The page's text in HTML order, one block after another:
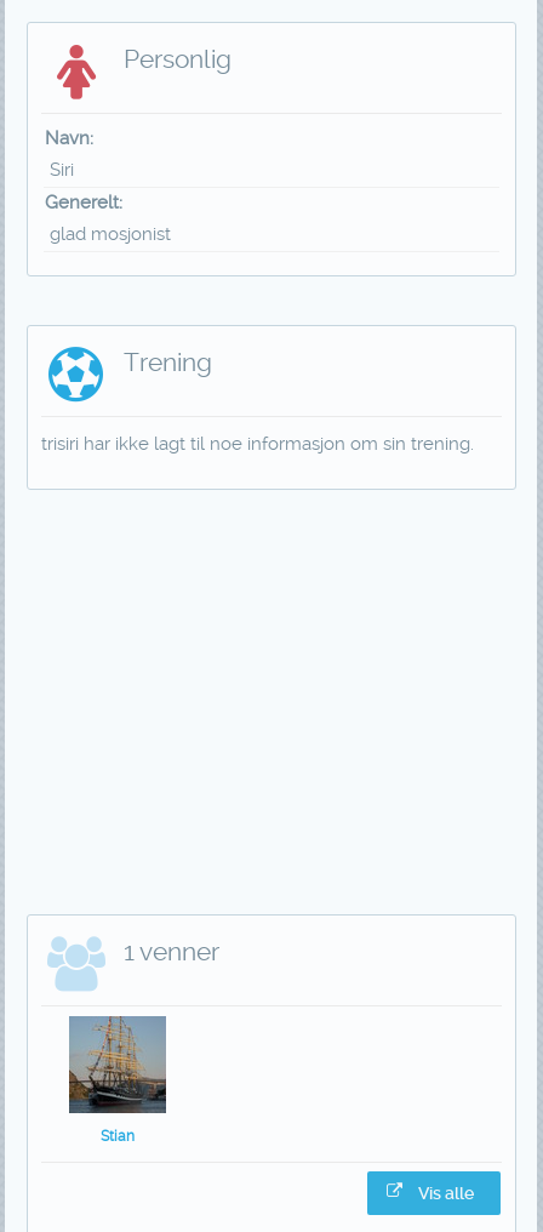
Personlig
Navn:
Siri
Generelt:
glad mosjonist
Trening
trisiri har ikke lagt til noe informasjon om sin trening.
1 venner
Stian
Vis alle